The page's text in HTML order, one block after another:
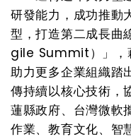
研發能力，成功推動
型，打造第二成長曲
gile Summit）」
助力更多企業組織踏
傳持續以核心技術，
蓮縣政府、台灣微軟
作業、教育文化、智